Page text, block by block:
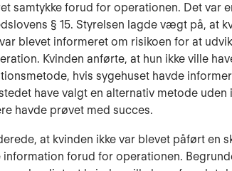
samtykke forud for operationen. Det var
§ 15. Styrelsen lagde vægt på, at
blevet informeret om risikoen for at
Kvinden anførte, at hun ikke ville
hvis sygehuset havde
have valgt en alternativ metode
havde prøvet med succes.
at kvinden ikke var blevet påført en
forud for operationen.